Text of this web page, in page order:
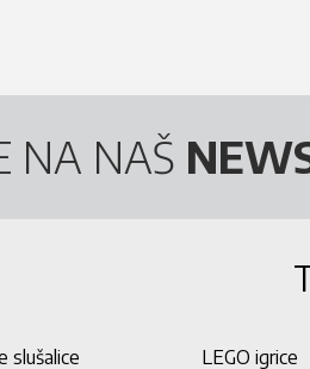
NA NAŠ
slušalice LEGO igrice